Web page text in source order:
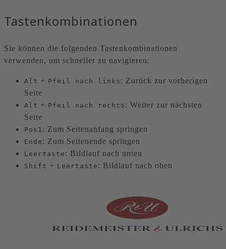
Tastenkombinationen
Sie können die folgenden Tastenkombinationen
verwenden, um schneller zu navigieren:
Alt + Pfeil nach links : Zurück zur vorherigen
Seite
Alt + Pfeil nach rechts : Weiter zur nächsten
Seite
Pos1 : Zum Seitenanfang springen
Ende : Zum Seitenende springen
Leertaste : Bildlauf nach unten
Shift + Leertaste : Bildlauf nach oben